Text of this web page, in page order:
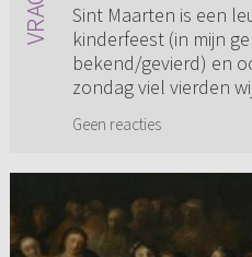
Sint Maarten is een
kinderfeest (in mijn
bekend/gevierd) en
zondag viel vierden
Geen reacties